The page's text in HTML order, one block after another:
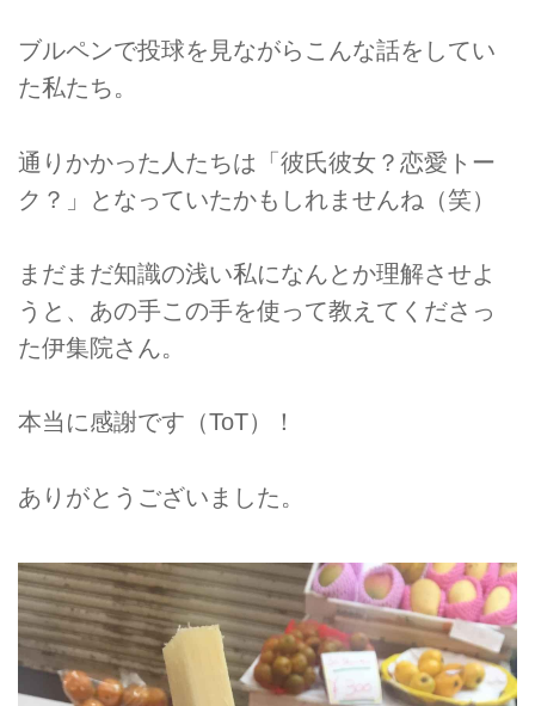
ブルペンで投球を見ながらこんな話をしてい
た私たち。
通りかかった人たちは「彼氏彼女？恋愛トー
ク？」となっていたかもしれませんね（笑）
まだまだ知識の浅い私になんとか理解させよ
うと、あの手この手を使って教えてくださっ
た伊集院さん。
本当に感謝です（ToT）！
ありがとうございました。